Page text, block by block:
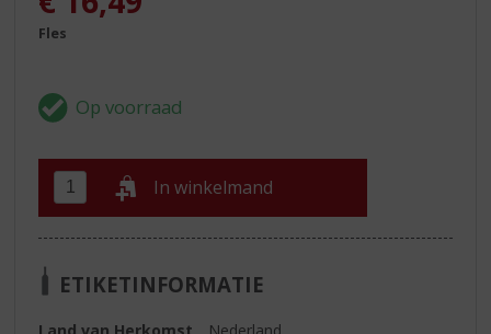
Fles
In winkelmand
ETIKETINFORMATIE
Land van Herkomst
Nederland